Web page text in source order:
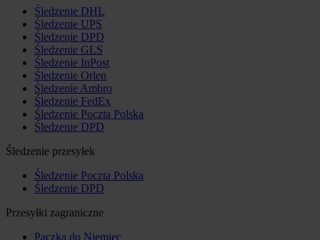
Śledzenie DHL
Śledzenie UPS
Śledzenie DPD
Śledzenie GLS
Śledzenie InPost
Śledzenie Orlen
Śledzenie Ambro
Śledzenie FedEx
Śledzenie Poczta Polska
Śledzenie DPD
Śledzenie przesyłek
Śledzenie Poczta Polska
Śledzenie DPD
Przesyłki zagraniczne
Paczka do Niemiec